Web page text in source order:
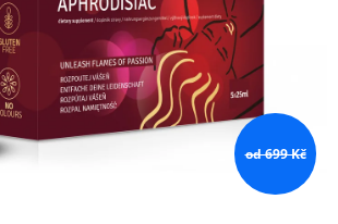
od 699 Kč